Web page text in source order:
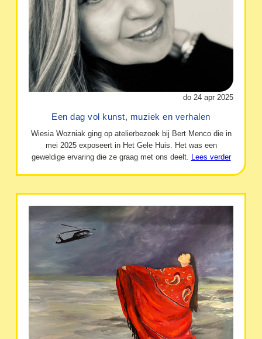
do 24 apr 2025
Een dag vol kunst, muziek en verhalen
Wiesia Wozniak ging op atelierbezoek bij Bert Menco die in
mei 2025 exposeert in Het Gele Huis. Het was een
geweldige ervaring die ze graag met ons deelt.
Lees verder